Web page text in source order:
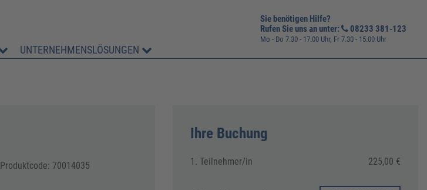
UNTERNEHMENSLÖSUNGEN
Sie benötigen Hilfe?
Rufen Sie uns an unter:
08233 381-123
Mo - Do 7.30 - 17.00 Uhr, Fr 7.30 - 15.00 Uhr
Produktcode: 70014035
Ihre Buchung
1. Teilnehmer/in 225,00 €